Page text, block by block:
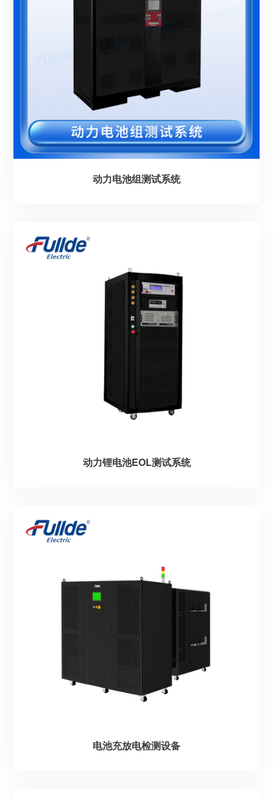
动力电池组测试系统
动力锂电池EOL测试系统
电池充放电检测设备